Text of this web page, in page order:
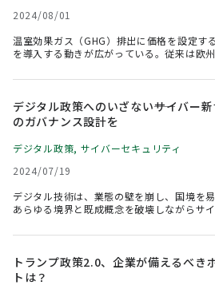
2024/08/01
温室効果ガス（GHG）排出に価格を設定す
を導入する動きが広がっている。従来は欧
途上国にも波及。日本でも企業の自主的な
制度（GX-ETS）の試行が開始された。当
由来する排出枠（クレジット）に限り利用
が、2024年4月に追加的に利用が認められ
が発表された。今後の展開が注目される。
デジタル政策へのいざない――サイバー
のガバナンス設計を
デジタル政策, サイバーセキュリティ
2024/07/19
デジタル技術は、業態の壁を崩し、国境を
あらゆる境界と既成概念を破壊しながらサ
礎となる「フィロソフィー」さえも暗中模
ぐべきである――。谷脇 康彦 デジタル政策フ
デロイト トーマツ サイバー合同会社 執行
成＝水野 博泰 DTFAインスティテュート
トランプ政策2.0、企業が備えるべき
トは？